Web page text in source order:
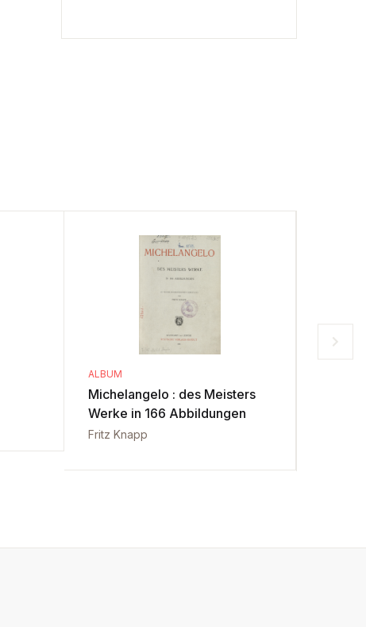
ALBUM
Michelangelo : des Meisters
Werke in 166 Abbildungen
Fritz Knapp